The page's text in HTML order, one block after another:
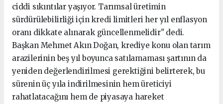
ciddi sıkıntılar yaşıyor. Tarımsal üretimin
sürdürülebilirliği için kredi limitleri her yıl enflasyon
oranı dikkate alınarak güncellenmelidir" dedi.
Başkan Mehmet Akın Doğan, krediye konu olan tarım
arazilerinin beş yıl boyunca satılamaması şartının da
yeniden değerlendirilmesi gerektiğini belirterek, bu
sürenin üç yıla indirilmesinin hem üreticiyi
rahatlatacağını hem de piyasaya hareket